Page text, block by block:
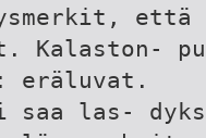
Kalaston-
eräluvat.
saa las-